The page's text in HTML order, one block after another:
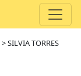
>SILVIA TORRES